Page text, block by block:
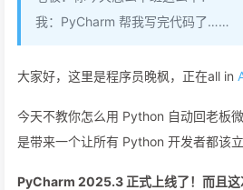
我：PyCharm 帮我写完代码了……
大家好，这里是程序员晚枫，正在all in
今天不教你怎么用 Python 自动回老板
是带来一个让所有 Python 开发者都该立
PyCharm 2025.3 正式上线了！而且这